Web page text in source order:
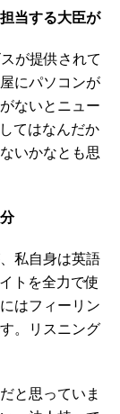
当する大臣が
が提供されて
にパソコンが
ないとニュー
てはなんだか
いかなとも思
私自身は英語
トを全力で使
はフィーリン
。リスニング
と思っていま